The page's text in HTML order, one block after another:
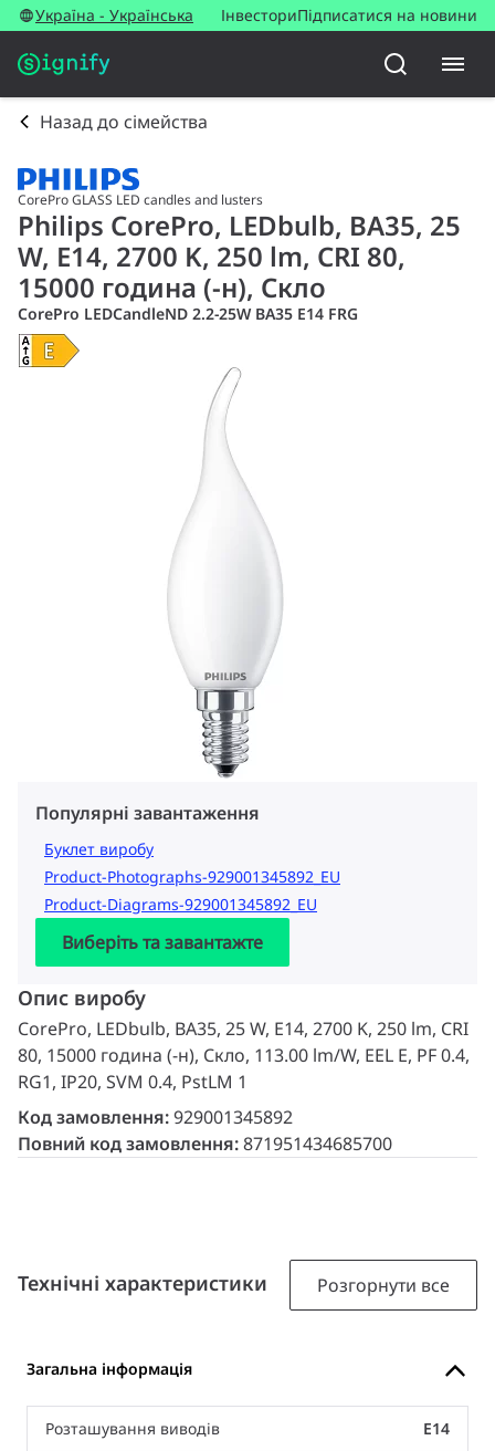
Україна - Українська ІнвесториПідписатися на новини
Назад до сімейства
CorePro GLASS LED candles and lusters
Philips CorePro, LEDbulb, BA35, 25
W, E14, 2700 K, 250 lm, CRI 80,
15000 година (-н), Скло
CorePro LEDCandleND 2.2-25W BA35 E14 FRG
Популярні завантаження
Буклет виробу
Product-Photographs-929001345892_EU
Product-Diagrams-929001345892_EU
Виберіть та завантажте
Опис виробу
CorePro, LEDbulb, BA35, 25 W, E14, 2700 K, 250 lm, CRI
80, 15000 година (-н), Скло, 113.00 lm/W, EEL E, PF 0.4,
RG1, IP20, SVM 0.4, PstLM 1
Код замовлення:929001345892
Повний код замовлення:871951434685700
Технічні характеристики Розгорнути все
Загальна інформація
Розташування виводів E14